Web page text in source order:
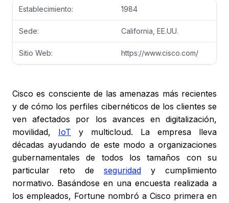
Establecimiento: 1984
Sede: California, EE.UU.
Sitio Web: https://www.cisco.com/
Cisco es consciente de las amenazas más recientes
y de cómo los perfiles cibernéticos de los clientes se
ven afectados por los avances en digitalización,
movilidad, IoT y multicloud. La empresa lleva
décadas ayudando de este modo a organizaciones
gubernamentales de todos los tamaños con su
particular reto de seguridad y cumplimiento
normativo. Basándose en una encuesta realizada a
los empleados, Fortune nombró a Cisco primera en